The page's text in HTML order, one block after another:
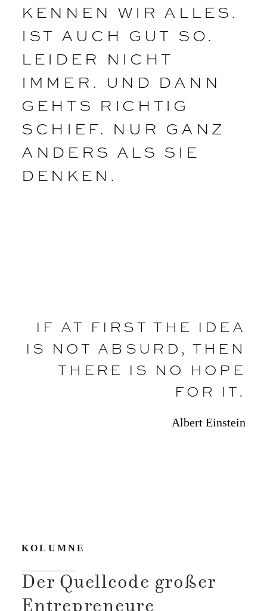
KENNEN WIR ALLES.
IST AUCH GUT SO.
LEIDER NICHT
IMMER. UND DANN
GEHTS RICHTIG
SCHIEF. NUR GANZ
ANDERS ALS SIE
DENKEN.
IF AT FIRST THE IDEA
IS NOT ABSURD, THEN
THERE IS NO HOPE
FOR IT.
Albert Einstein
KOLUMNE
Der Quellcode großer